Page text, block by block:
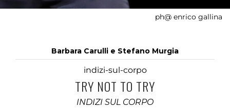
ph@ enrico gallina
Barbara Carulli e Stefano Murgia
indizi-sul-corpo
TRY NOT TO TRY
INDIZI SUL CORPO